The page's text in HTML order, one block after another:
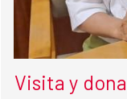
Visita y